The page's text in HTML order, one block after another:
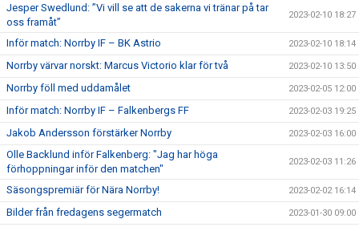
Jesper Swedlund: ”Vi vill se att de sakerna vi tränar på tar
oss framåt”
2023-02-10 18:27
Inför match: Norrby IF – BK Astrio 2023-02-10 18:14
Norrby värvar norskt: Marcus Victorio klar för två 2023-02-10 13:50
Norrby föll med uddamålet 2023-02-05 12:00
Inför match: Norrby IF – Falkenbergs FF 2023-02-03 19:25
Jakob Andersson förstärker Norrby 2023-02-03 16:00
Olle Backlund inför Falkenberg: "Jag har höga
förhoppningar inför den matchen"
2023-02-03 11:26
Säsongspremiär för Nära Norrby! 2023-02-02 16:14
Bilder från fredagens segermatch 2023-01-30 09:00